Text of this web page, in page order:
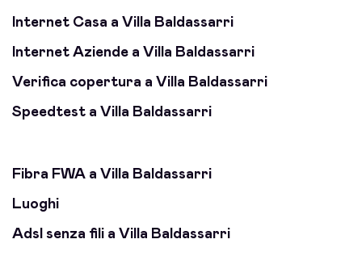
Internet Casa a Villa Baldassarri
Internet Aziende a Villa Baldassarri
Verifica copertura a Villa Baldassarri
Speedtest a Villa Baldassarri
Fibra FWA a Villa Baldassarri
Luoghi
Adsl senza fili a Villa Baldassarri